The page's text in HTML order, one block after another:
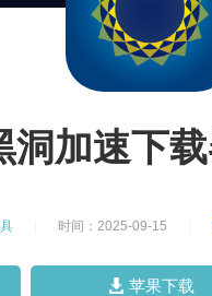
洞加速下
时间：2025-09-15
苹果下载